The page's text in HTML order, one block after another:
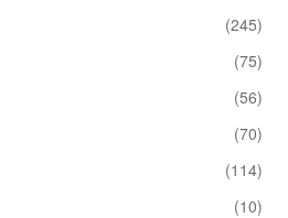
(245)
(75)
(56)
(70)
(114)
(10)